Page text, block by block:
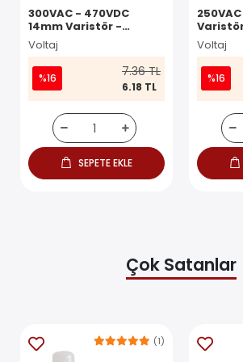
300VAC - 470VDC
14mm Varistör -
14D471K
Voltaj
%16 7.36 TL
6.18 TL
SEPETE EKLE
Voltaj
%16
Çok Satanlar
(1)